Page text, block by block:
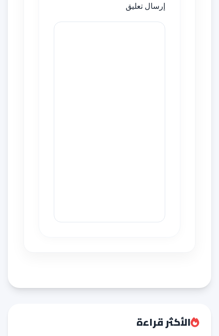
إرسال تعليق
الأكثر قراءة